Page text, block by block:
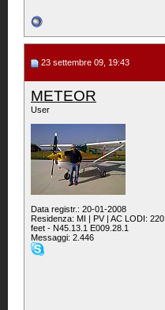
23 settembre 09, 19:43
METEOR
User
Data registr.: 20-01-2008
Residenza: MI | PV | AC LODI: 220
feet - N45.13.1 E009.28.1
Messaggi: 2.446